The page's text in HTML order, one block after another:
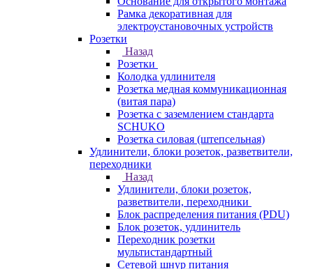
Рамка декоративная для
электроустановочных устройств
Розетки
Назад
Розетки
Колодка удлинителя
Розетка медная коммуникационная
(витая пара)
Розетка с заземлением стандарта
SCHUKO
Розетка силовая (штепсельная)
Удлинители, блоки розеток, разветвители,
переходники
Назад
Удлинители, блоки розеток,
разветвители, переходники
Блок распределения питания (PDU)
Блок розеток, удлинитель
Переходник розетки
мультистандартный
Сетевой шнур питания